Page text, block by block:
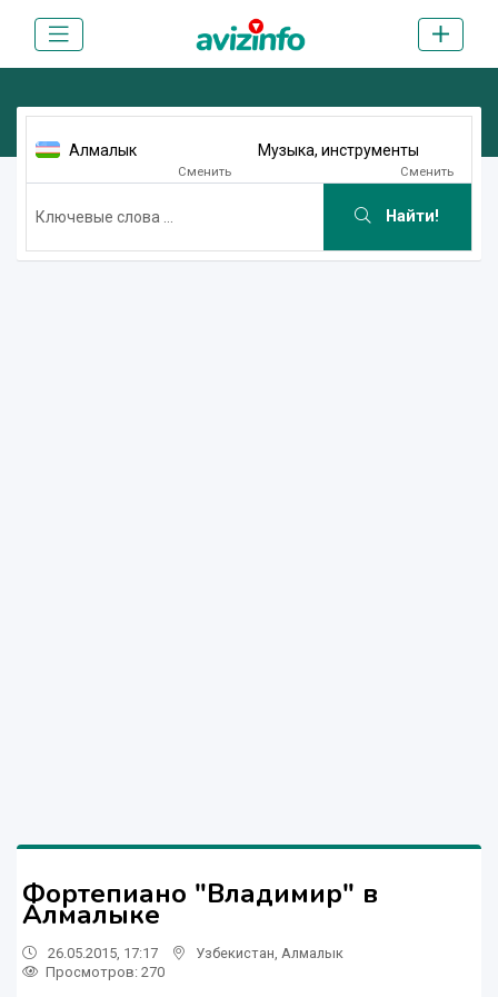
Алмалык
Сменить
Музыка, инструменты
Сменить
Найти!
Фортепиано "Владимир" в
Алмалыке
26.05.2015, 17:17 Узбекистан Алмалык
Просмотров: 270